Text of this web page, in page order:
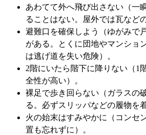
あわてて外へ飛び出さない（一
ることはない。屋外では瓦など
避難口を確保しよう（ゆがみで
がある。とくに団地やマンショ
は逃げ道を失い危険）。
2階にいたら階下に降りない（1
全性が高い）。
裸足で歩き回らない（ガラスの
る。必ずスリッパなどの履物を
火の始末はすみやかに（コンセ
置も忘れずに）。